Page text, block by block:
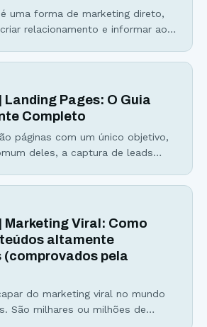
uma forma de marketing direto,
relacionamento e informar ao
de email marketing criativo, nem
Pages: O Guia
Completo
páginas com um único objetivo,
deles, a captura de leads
bem sucedida e podem
produto ou
Viral: Como
altamente
pela
do marketing viral no mundo
São milhares ou milhões de